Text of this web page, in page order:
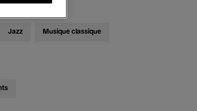
Jazz Musique classique